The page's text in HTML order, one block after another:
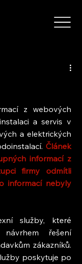
z webových
a servis v
a elektrických
Článek
informací z
firmy odmítli
informací nebyly
služby, které
řešení
zákazníků.
poskytuje po